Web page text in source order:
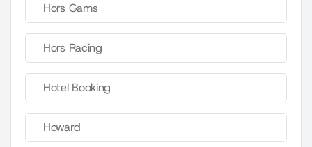
Hors Gams
Hors Racing
Hotel Booking
Howard